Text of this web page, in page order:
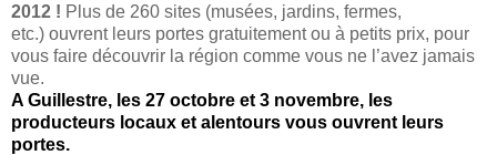
2012 ! Plus de 260 sites (musées, jardins, fermes,
etc.) ouvrent leurs portes gratuitement ou à petits prix, pour
vous faire découvrir la région comme vous ne l’avez jamais
vue.
A Guillestre, les 27 octobre et 3 novembre, les
producteurs locaux et alentours vous ouvrent leurs
portes.